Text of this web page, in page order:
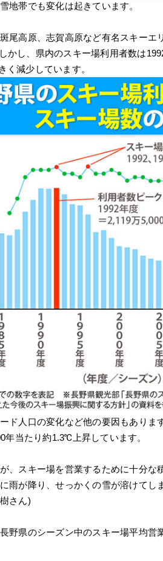
地帯でも変化は起きています。
尾高原、志賀高原など有名スキーエ
かし、県内のスキー場利用者数は
く減少しています。
ド人口の変化など他の要因もありま
年当たり約1.3℃上昇しています。
、スキー場を営業するために十分
雨が降り、せっかくの雪が溶けてし
さん)
野県のシーズン中のスキー場平均営